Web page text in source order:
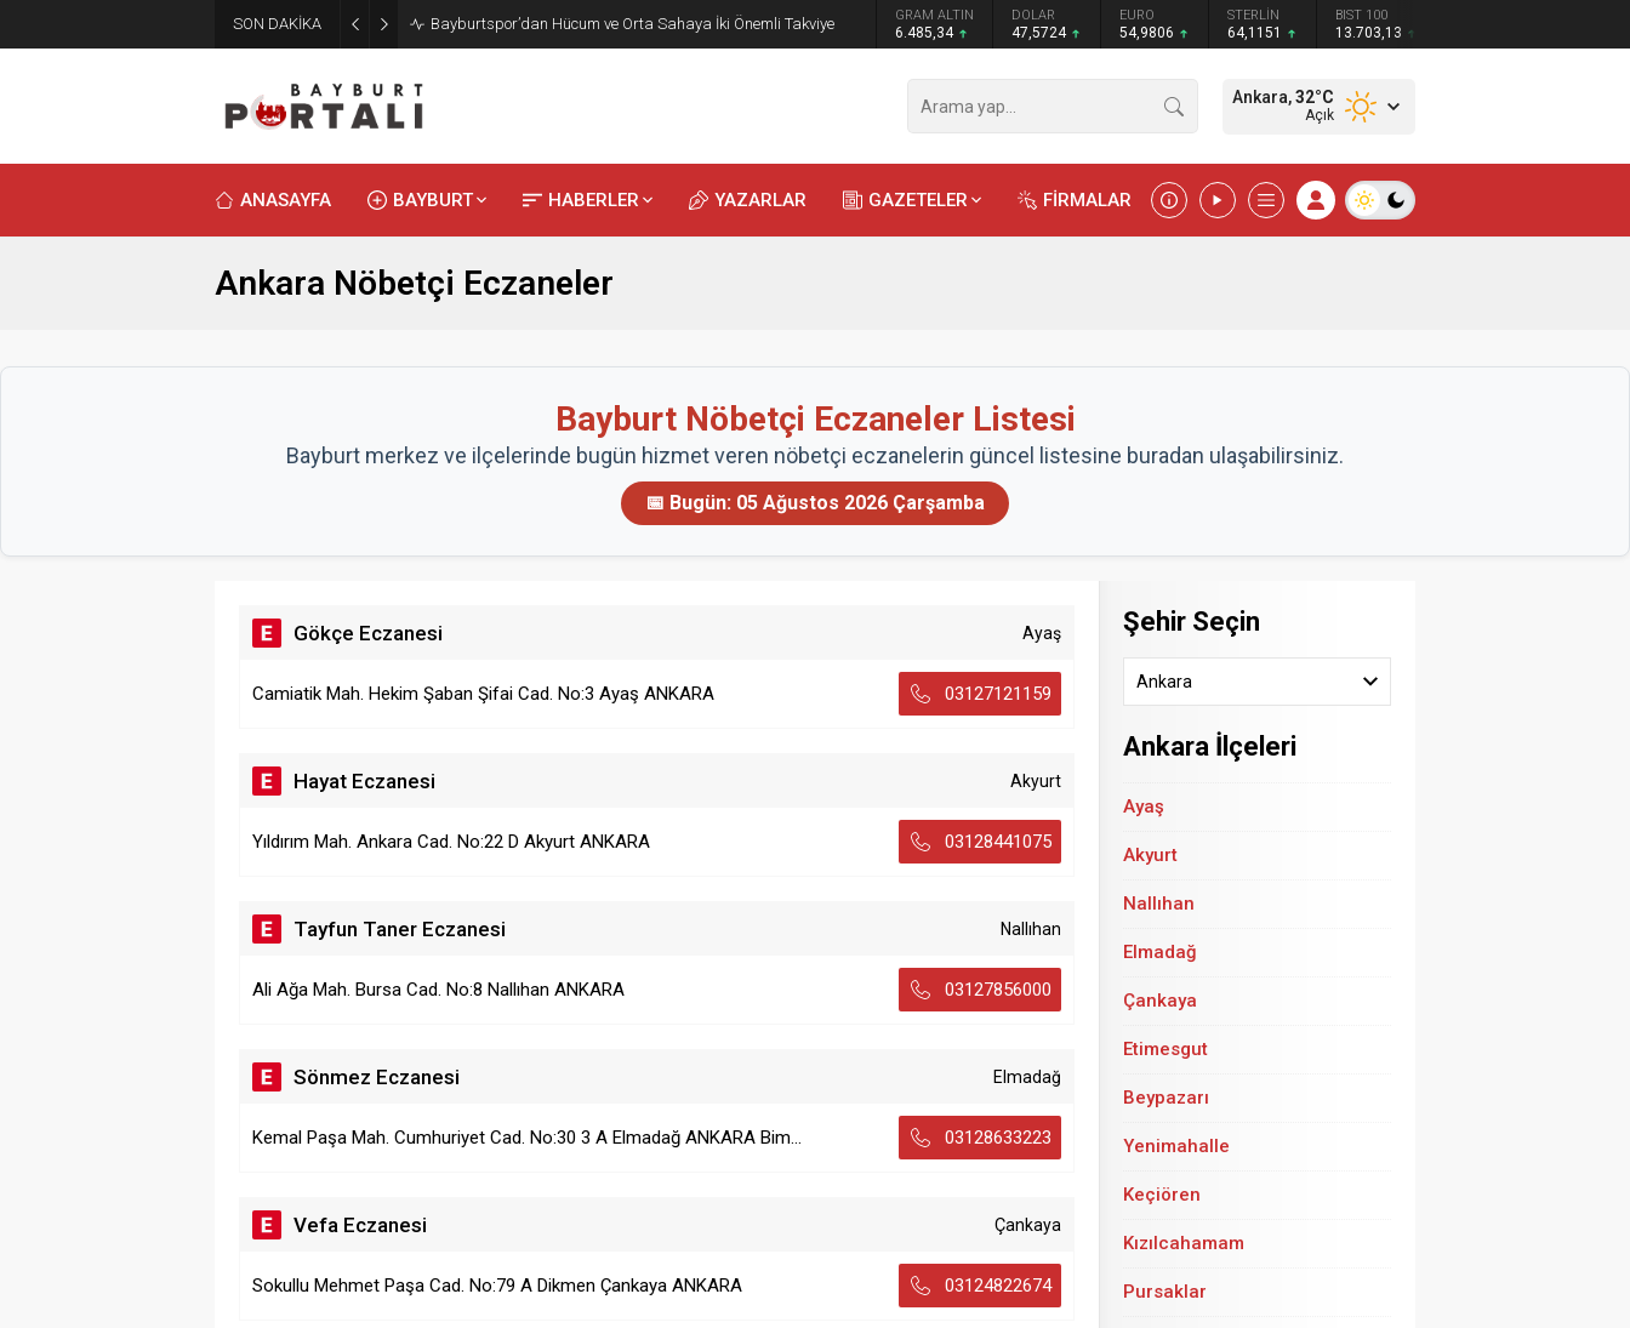
SON DAKİKA Bayburt’ta Minik Öğrencilere Jandarma Mesleği TanıtıldıGRAM ALTIN
6.485,34
DOLAR
47,5724
EURO
54,9806
STERLİN
64,1151
BIST 100
13.703,13
Ankara,32°C
Açık
ANASAYFA BAYBURT HABERLER YAZARLAR GAZETELER FİRMALAR
Ankara Nöbetçi Eczaneler
Bayburt Nöbetçi Eczaneler Listesi
Bayburt merkez ve ilçelerinde bugün hizmet veren nöbetçi eczanelerin güncel listesine buradan ulaşabilirsiniz.
📅 Bugün: 05 Ağustos 2026 Çarşamba
Gökçe Eczanesi Ayaş
Camiatik Mah. Hekim Şaban Şifai Cad. No:3 Ayaş ANKARA 03127121159
Hayat Eczanesi Akyurt
Yıldırım Mah. Ankara Cad. No:22 D Akyurt ANKARA 03128441075
Tayfun Taner Eczanesi Nallıhan
Ali Ağa Mah. Bursa Cad. No:8 Nallıhan ANKARA 03127856000
Sönmez Eczanesi Elmadağ
Kemal Paşa Mah. Cumhuriyet Cad. No:30 3 A Elmadağ ANKARA Bim... 03128633223
Vefa Eczanesi Çankaya
Sokullu Mehmet Paşa Cad. No:79 A Dikmen Çankaya ANKARA 03124822674
Şehir Seçin
Ankara
Ankara İlçeleri
Ayaş
Akyurt
Nallıhan
Elmadağ
Çankaya
Etimesgut
Beypazarı
Yenimahalle
Keçiören
Kızılcahamam
Pursaklar